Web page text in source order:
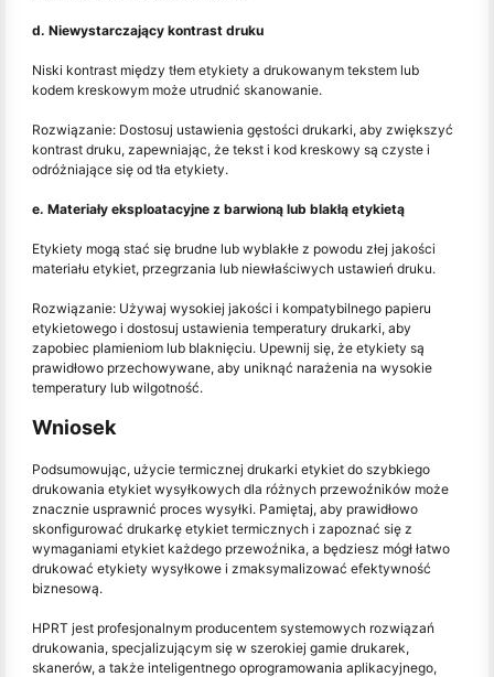
d. Niewystarczający kontrast druku
Niski kontrast między tłem etykiety a drukowanym tekstem lub
kodem kreskowym może utrudnić skanowanie.
Rozwiązanie: Dostosuj ustawienia gęstości drukarki, aby zwiększyć
kontrast druku, zapewniając, że tekst i kod kreskowy są czyste i
odróżniające się od tła etykiety.
e. Materiały eksploatacyjne z barwioną lub blakłą etykietą
Etykiety mogą stać się brudne lub wyblakłe z powodu złej jakości
materiału etykiet, przegrzania lub niewłaściwych ustawień druku.
Rozwiązanie: Używaj wysokiej jakości i kompatybilnego papieru
etykietowego i dostosuj ustawienia temperatury drukarki, aby
zapobiec plamieniom lub blaknięciu. Upewnij się, że etykiety są
prawidłowo przechowywane, aby uniknąć narażenia na wysokie
temperatury lub wilgotność.
Wniosek
Podsumowując, użycie termicznej drukarki etykiet do szybkiego
drukowania etykiet wysyłkowych dla różnych przewoźników może
znacznie usprawnić proces wysyłki. Pamiętaj, aby prawidłowo
skonfigurować drukarkę etykiet termicznych i zapoznać się z
wymaganiami etykiet każdego przewoźnika, a będziesz mógł łatwo
drukować etykiety wysyłkowe i zmaksymalizować efektywność
biznesową.
HPRT jest profesjonalnym producentem systemowych rozwiązań
drukowania, specjalizującym się w szerokiej gamie drukarek,
skanerów, a także inteligentnego oprogramowania aplikacyjnego,